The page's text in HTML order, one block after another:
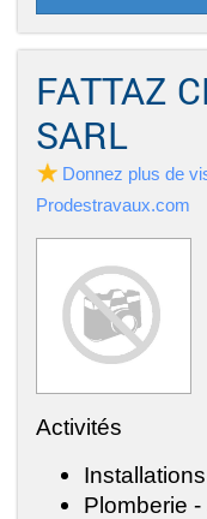
FATTAZ
SARL
Donnez plus de
Prodestravaux.com
Activités
Plomberie